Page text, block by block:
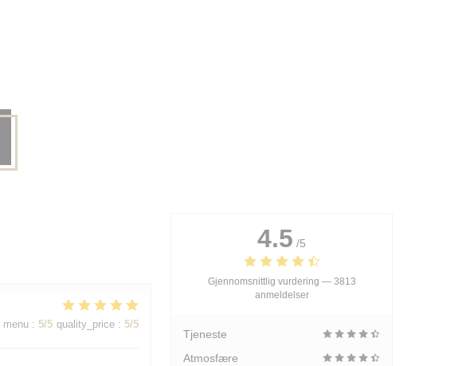
menu : 5/5 quality_price : 5/5
4.5 /5
Gjennomsnittlig vurdering — 3813
anmeldelser
Tjeneste
Atmosfære